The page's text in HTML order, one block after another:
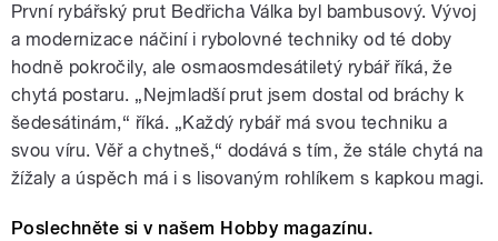
První rybářský prut Bedřicha Válka byl bambusový. Vývoj
a modernizace náčiní i rybolovné techniky od té doby
hodně pokročily, ale osmaosmdesátiletý rybář říká, že
chytá postaru. „Nejmladší prut jsem dostal od bráchy k
šedesátinám,“ říká. „Každý rybář má svou techniku a
svou víru. Věř a chytneš,“ dodává s tím, že stále chytá na
žížaly a úspěch má i s lisovaným rohlíkem s kapkou magi.
Poslechněte si v našem Hobby magazínu.